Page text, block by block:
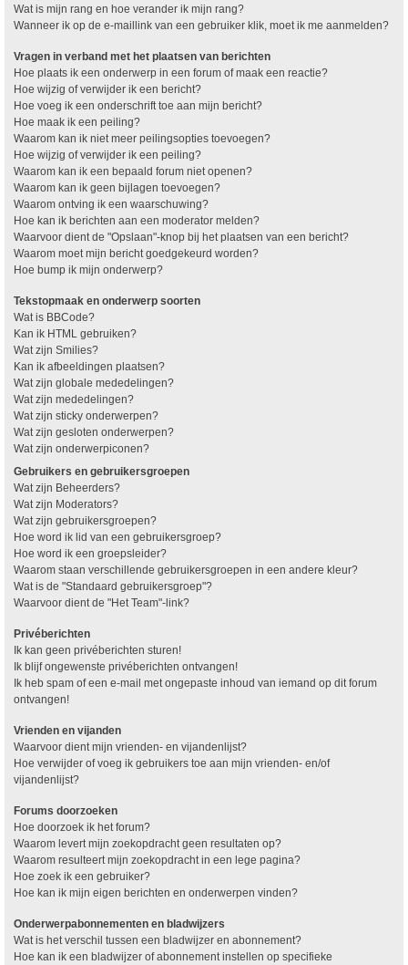
Wat is mijn rang en hoe verander ik mijn rang?
Wanneer ik op de e-maillink van een gebruiker klik, moet ik me aanmelden?
Vragen in verband met het plaatsen van berichten
Hoe plaats ik een onderwerp in een forum of maak een reactie?
Hoe wijzig of verwijder ik een bericht?
Hoe voeg ik een onderschrift toe aan mijn bericht?
Hoe maak ik een peiling?
Waarom kan ik niet meer peilingsopties toevoegen?
Hoe wijzig of verwijder ik een peiling?
Waarom kan ik een bepaald forum niet openen?
Waarom kan ik geen bijlagen toevoegen?
Waarom ontving ik een waarschuwing?
Hoe kan ik berichten aan een moderator melden?
Waarvoor dient de "Opslaan"-knop bij het plaatsen van een bericht?
Waarom moet mijn bericht goedgekeurd worden?
Hoe bump ik mijn onderwerp?
Tekstopmaak en onderwerp soorten
Wat is BBCode?
Kan ik HTML gebruiken?
Wat zijn Smilies?
Kan ik afbeeldingen plaatsen?
Wat zijn globale mededelingen?
Wat zijn mededelingen?
Wat zijn sticky onderwerpen?
Wat zijn gesloten onderwerpen?
Wat zijn onderwerpiconen?
Gebruikers en gebruikersgroepen
Wat zijn Beheerders?
Wat zijn Moderators?
Wat zijn gebruikersgroepen?
Hoe word ik lid van een gebruikersgroep?
Hoe word ik een groepsleider?
Waarom staan verschillende gebruikersgroepen in een andere kleur?
Wat is de "Standaard gebruikersgroep"?
Waarvoor dient de "Het Team"-link?
Privéberichten
Ik kan geen privéberichten sturen!
Ik blijf ongewenste privéberichten ontvangen!
Ik heb spam of een e-mail met ongepaste inhoud van iemand op dit forum
ontvangen!
Vrienden en vijanden
Waarvoor dient mijn vrienden- en vijandenlijst?
Hoe verwijder of voeg ik gebruikers toe aan mijn vrienden- en/of
vijandenlijst?
Forums doorzoeken
Hoe doorzoek ik het forum?
Waarom levert mijn zoekopdracht geen resultaten op?
Waarom resulteert mijn zoekopdracht in een lege pagina?
Hoe zoek ik een gebruiker?
Hoe kan ik mijn eigen berichten en onderwerpen vinden?
Onderwerpabonnementen en bladwijzers
Wat is het verschil tussen een bladwijzer en abonnement?
Hoe kan ik een bladwijzer of abonnement instellen op specifieke